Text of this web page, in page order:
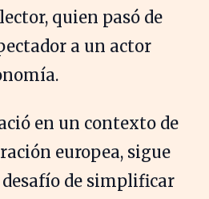
quien pasó de
a un actor
en un contexto de
europea, sigue
de simplificar